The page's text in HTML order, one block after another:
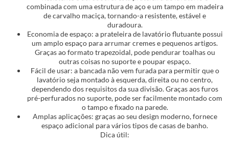
combinada com uma estrutura de aço e um tampo em madeira
de carvalho maciça, tornando-a resistente, estável e
duradoura.
Economia de espaço: a prateleira de lavatório flutuante possui
um amplo espaço para arrumar cremes e pequenos artigos.
Graças ao formato trapezoidal, pode pendurar toalhas ou
outras coisas no suporte e poupar espaço.
Fácil de usar: a bancada não vem furada para permitir que o
lavatório seja montado à esquerda, direita ou no centro,
dependendo dos requisitos da sua divisão. Graças aos furos
pré-perfurados no suporte, pode ser facilmente montado com
o tampo e fixado na parede.
Amplas aplicações: graças ao seu design moderno, fornece
espaço adicional para vários tipos de casas de banho.
Dica útil: